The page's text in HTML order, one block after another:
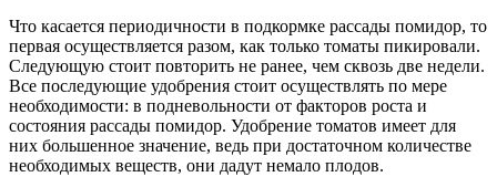
Что касается периодичности в подкормке рассады помидор, то
первая осуществляется разом, как только томаты пикировали.
Следующую стоит повторить не ранее, чем сквозь две недели.
Все последующие удобрения стоит осуществлять по мере
необходимости: в подневольности от факторов роста и
состояния рассады помидор. Удобрение томатов имеет для
них большенное значение, ведь при достаточном количестве
необходимых веществ, они дадут немало плодов.